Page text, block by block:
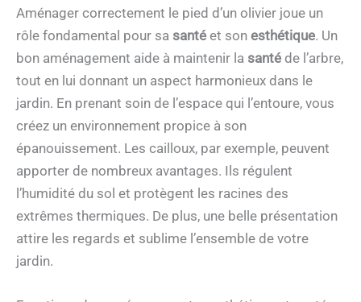
Aménager correctement le pied d’un olivier joue un
rôle fondamental pour sa santé et son esthétique. Un
bon aménagement aide à maintenir la santé de l’arbre,
tout en lui donnant un aspect harmonieux dans le
jardin. En prenant soin de l’espace qui l’entoure, vous
créez un environnement propice à son
épanouissement. Les cailloux, par exemple, peuvent
apporter de nombreux avantages. Ils régulent
l’humidité du sol et protègent les racines des
extrêmes thermiques. De plus, une belle présentation
attire les regards et sublime l’ensemble de votre
jardin.